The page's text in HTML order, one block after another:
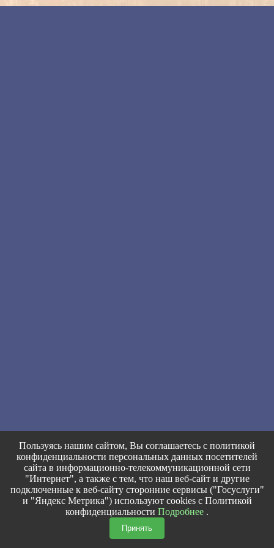
Пользуясь нашим сайтом, Вы соглашаетесь с политикой
конфиденциальности персональных данных посетителей
сайта в информационно-телекоммуникационной сети
"Интернет", а также с тем, что наш веб-сайт и другие
подключенные к веб-сайту сторонние сервисы ("Госуслуги"
и "Яндекс Метрика") используют cookies с Политикой
конфиденциальности Подробнее .
Принять